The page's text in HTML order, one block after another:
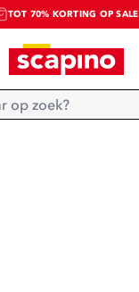
TOT 70% KORTING OP SALE
SALE: LAATSTE KANS!
SHOP NIEUW
Home